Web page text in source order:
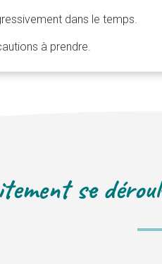
dans le temps.
à prendre.
se